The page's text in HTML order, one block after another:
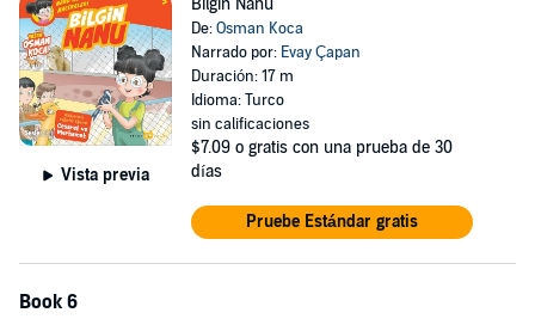
Vista previa
Bilgin Nanu
De:Osman Koca
Narrado por: Evay Çapan
Duración: 17 m
Idioma: Turco
sin calificaciones
$7.09 o gratis con una prueba de 30
días
Pruebe Estándar gratis
Book 6